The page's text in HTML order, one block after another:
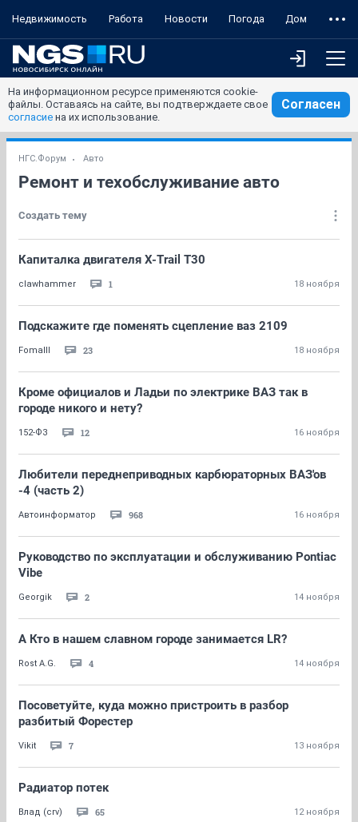
Недвижимость Работа Новости Погода Дом
На информационном ресурсе применяются cookie-
файлы. Оставаясь на сайте, вы подтверждаете свое
согласие на их использование.
Согласен
НГС.Форум Авто
Ремонт и техобслуживание авто
Создать тему
Капиталка двигателя X-Trail T30
clawhammer 1 18 ноября
Подскажите где поменять сцепление ваз 2109
FomaIII 23 18 ноября
Кроме официалов и Ладьи по электрике ВАЗ так в
городе никого и нету?
152-ФЗ 12 16 ноября
Любители переднеприводных карбюраторных ВАЗ'ов
-4 (часть 2)
Автоинформатор 968 16 ноября
Руководство по эксплуатации и обслуживанию Pontiac
Vibe
Georgik 2 14 ноября
А Кто в нашем славном городе занимается LR?
Rost A.G. 4 14 ноября
Посоветуйте, куда можно пристроить в разбор
разбитый Форестер
Vikit 7 13 ноября
Радиатор потек
Влад (crv) 65 12 ноября